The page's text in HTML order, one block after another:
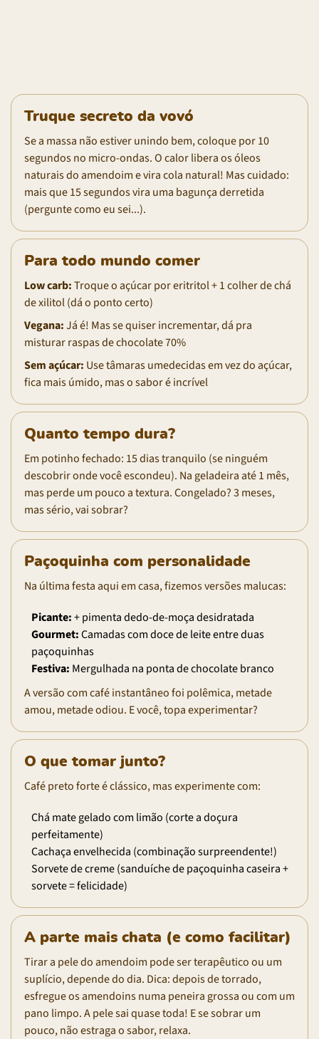
Truque secreto da vovó
Se a massa não estiver unindo bem, coloque por 10
segundos no micro-ondas. O calor libera os óleos
naturais do amendoim e vira cola natural! Mas cuidado:
mais que 15 segundos vira uma bagunça derretida
(pergunte como eu sei...).
Para todo mundo comer
Low carb:Troque o açúcar por eritritol + 1 colher de chá
de xilitol (dá o ponto certo)
Vegana:Já é! Mas se quiser incrementar, dá pra
misturar raspas de chocolate 70%
Sem açúcar: Use tâmaras umedecidas em vez do açúcar,
fica mais úmido, mas o sabor é incrível
Quanto tempo dura?
Em potinho fechado: 15 dias tranquilo (se ninguém
descobrir onde você escondeu). Na geladeira até 1 mês,
mas perde um pouco a textura. Congelado? 3 meses,
mas sério, vai sobrar?
Paçoquinha com personalidade
Na última festa aqui em casa, fizemos versões malucas:
Picante:+ pimenta dedo-de-moça desidratada
Gourmet:Camadas com doce de leite entre duas
paçoquinhas
Festiva: Mergulhada na ponta de chocolate branco
A versão com café instantâneo foi polêmica, metade
amou, metade odiou. E você, topa experimentar?
O que tomar junto?
Café preto forte é clássico, mas experimente com:
Chá mate gelado com limão (corte a doçura
perfeitamente)
Cachaça envelhecida (combinação surpreendente!)
Sorvete de creme (sanduíche de paçoquinha caseira +
sorvete = felicidade)
A parte mais chata (e como facilitar)
Tirar a pele do amendoim pode ser terapêutico ou um
suplício, depende do dia. Dica: depois de torrado,
esfregue os amendoins numa peneira grossa ou com um
pano limpo. A pele sai quase toda! E se sobrar um
pouco, não estraga o sabor, relaxa.